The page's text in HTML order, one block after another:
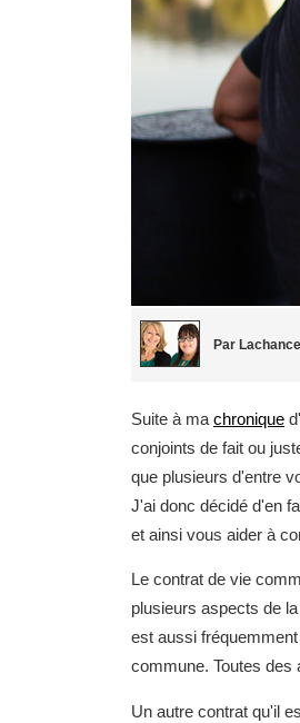
Par
Suite à ma chronique
conjoints de fait ou
que plusieurs d'entre
J'ai donc décidé d'en
et ainsi vous aider à
Le contrat de vie
plusieurs aspects de
est aussi
commune. Toutes des
Un autre contrat qu'il